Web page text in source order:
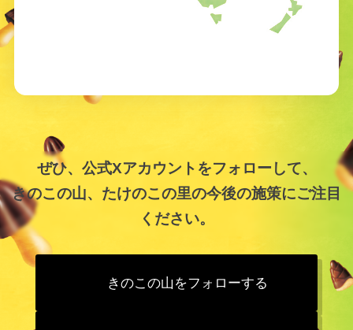
ぜひ、公式Xアカウントをフォローして、
きのこの山、たけのこの里の今後の施策にご注目
ください。
きのこの山をフォローする